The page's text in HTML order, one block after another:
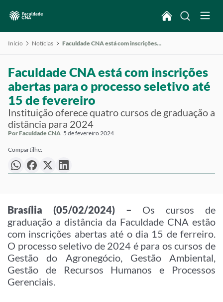
Início Notícias Faculdade CNA está com inscrições abertas para o processo seletivo até 15 de fevereiro
Faculdade CNA está com inscrições
abertas para o processo seletivo até
15 de fevereiro
Instituição oferece quatro cursos de graduação a
distância para 2024
Por Faculdade CNA 5 de fevereiro 2024
Compartilhe:
Brasília (05/02/2024) – Os cursos de
graduação a distância da Faculdade CNA estão
com inscrições abertas até o dia 15 de ferreiro.
O processo seletivo de 2024 é para os cursos de
Gestão do Agronegócio, Gestão Ambiental,
Gestão de Recursos Humanos e Processos
Gerenciais.